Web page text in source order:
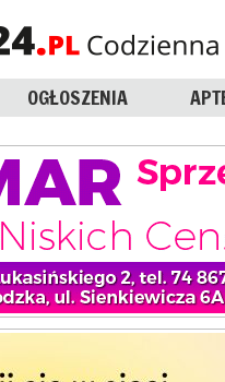
OGŁOSZENIA